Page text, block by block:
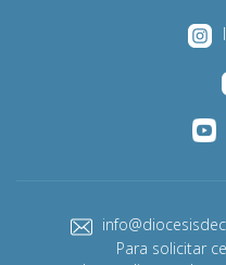
Para solicitar